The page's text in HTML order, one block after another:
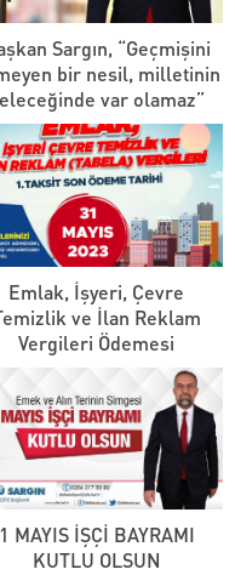
Sargın, “Geçmişini
bir nesil, milletinin
var olamaz”
Emlak, İşyeri, Çevre
ve İlan Reklam
Vergileri Ödemesi
1 MAYIS İŞÇİ BAYRAMI
KUTLU OLSUN